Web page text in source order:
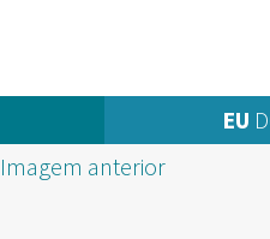
EU
Imagem anterior